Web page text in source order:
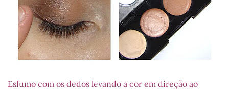
Esfumo com os dedos levando a cor em direção ao